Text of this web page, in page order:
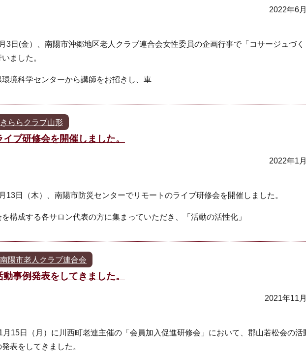
2022年6
3日(金）、南陽市沖郷地区老人クラブ連合会女性委員の企画行事で「コサージュづ
いました。
環境科学センターから講師をお招きし、車
きららクラブ山形
イブ研修会を開催しました。
2022年1
13日（木）、南陽市防災センターでリモートのライブ研修会を開催しました。
を構成する各サロン代表の方に集まっていただき、「活動の活性化」
南陽市老人クラブ連合会
動事例発表をしてきました。
2021年11
月15日（月）に川西町老連主催の「会員加入促進研修会」において、郡山若松会の活
発表をしてきました。